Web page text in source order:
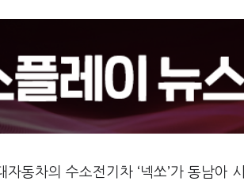
동차의 수소전기차 ‘넥쏘’가 동남아